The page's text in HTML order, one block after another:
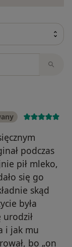
podczas
pił mleko,
się go
skąd
była
urodził
i jak mu
bo „on